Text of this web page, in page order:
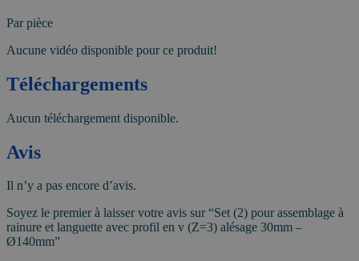
Par pièce
Aucune vidéo disponible pour ce produit!
Téléchargements
Aucun téléchargement disponible.
Avis
Il n’y a pas encore d’avis.
Soyez le premier à laisser votre avis sur “Set (2) pour assemblage à
rainure et languette avec profil en v (Z=3) alésage 30mm –
Ø140mm”